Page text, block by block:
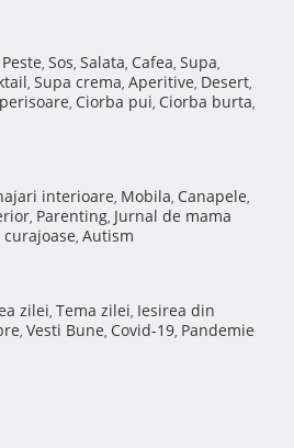
Peste, Sos, Salata, Cafea, Supa,
, Supa crema, Aperitive, Desert,
, Ciorba pui, Ciorba burta,
interioare, Mobila, Canapele,
, Parenting, Jurnal de mama
curajoase, Autism
zilei, Tema zilei, Iesirea din
, Vesti Bune, Covid-19, Pandemie